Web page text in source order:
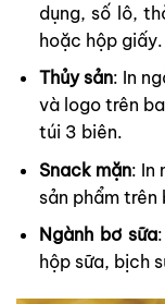
dụng, số lô,
hoặc hộp giấy.
Thủy sản: In
và logo trên
túi 3 biên.
Snack mặn: In
sản phẩm
Ngành bơ sữa
hộp sữa, bịch